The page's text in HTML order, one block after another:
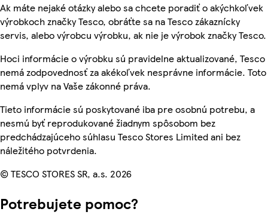
Ak máte nejaké otázky alebo sa chcete poradiť o akýchkoľvek
výrobkoch značky Tesco, obráťte sa na Tesco zákaznícky
servis, alebo výrobcu výrobku, ak nie je výrobok značky Tesco.
Hoci informácie o výrobku sú pravidelne aktualizované, Tesco
nemá zodpovednosť za akékoľvek nesprávne informácie. Toto
nemá vplyv na Vaše zákonné práva.
Tieto informácie sú poskytované iba pre osobnú potrebu, a
nesmú byť reprodukované žiadnym spôsobom bez
predchádzajúceho súhlasu Tesco Stores Limited ani bez
náležitého potvrdenia.
© TESCO STORES SR, a.s. 2026
Potrebujete pomoc?